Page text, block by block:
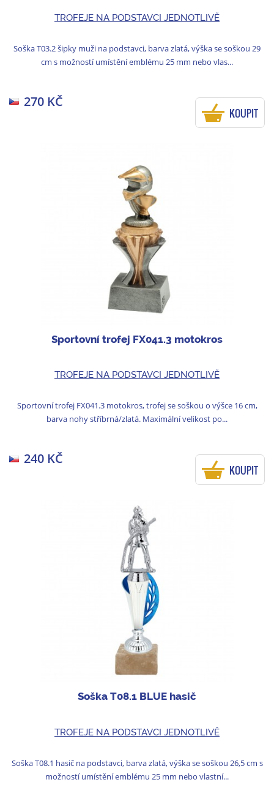
TROFEJE NA PODSTAVCI JEDNOTLIVĚ
Soška T03.2 šipky muži na podstavci, barva zlatá, výška se soškou 29
cm s možností umístění emblému 25 mm nebo vlas...
270 KČ
KOUPIT
Sportovní trofej FX041.3 motokros
TROFEJE NA PODSTAVCI JEDNOTLIVĚ
Sportovní trofej FX041.3 motokros, trofej se soškou o výšce 16 cm,
barva nohy stříbrná/zlatá. Maximální velikost po...
240 KČ
KOUPIT
Soška T08.1 BLUE hasič
TROFEJE NA PODSTAVCI JEDNOTLIVĚ
Soška T08.1 hasič na podstavci, barva zlatá, výška se soškou 26,5 cm s
možností umístění emblému 25 mm nebo vlastní...